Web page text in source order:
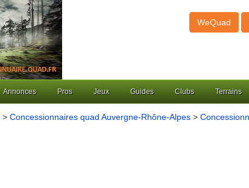
WeQuad
Annonces Pros Jeux Guides Clubs Terrains
> Concessionnaires quad Auvergne-Rhône-Alpes >